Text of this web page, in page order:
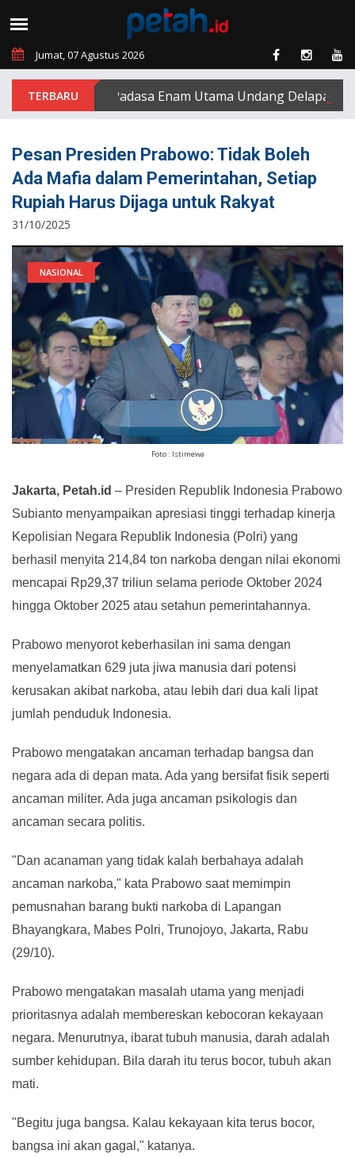
Jumat, 07 Agustus 2026
PT Padasa Enam Utama Undang Delapan
Pesan Presiden Prabowo: Tidak Boleh
Ada Mafia dalam Pemerintahan, Setiap
Rupiah Harus Dijaga untuk Rakyat
31/10/2025
NASIONAL
Foto : Istimewa
Jakarta, Petah.id – Presiden Republik Indonesia Prabowo
Subianto menyampaikan apresiasi tinggi terhadap kinerja
Kepolisian Negara Republik Indonesia (Polri) yang
berhasil menyita 214,84 ton narkoba dengan nilai ekonomi
mencapai Rp29,37 triliun selama periode Oktober 2024
hingga Oktober 2025 atau setahun pemerintahannya.
Prabowo menyorot keberhasilan ini sama dengan
menyelamatkan 629 juta jiwa manusia dari potensi
kerusakan akibat narkoba, atau lebih dari dua kali lipat
jumlah penduduk Indonesia.
Prabowo mengatakan ancaman terhadap bangsa dan
negara ada di depan mata. Ada yang bersifat fisik seperti
ancaman militer. Ada juga ancaman psikologis dan
ancaman secara politis.
"Dan acanaman yang tidak kalah berbahaya adalah
ancaman narkoba," kata Prabowo saat memimpin
pemusnahan barang bukti narkoba di Lapangan
Bhayangkara, Mabes Polri, Trunojoyo, Jakarta, Rabu
(29/10).
Prabowo mengatakan masalah utama yang menjadi
prioritasnya adalah membereskan kebocoran kekayaan
negara. Menurutnya, ibarat tubuh manusia, darah adalah
sumber kehidupan. Bila darah itu terus bocor, tubuh akan
mati.
"Begitu juga bangsa. Kalau kekayaan kita terus bocor,
bangsa ini akan gagal," katanya.